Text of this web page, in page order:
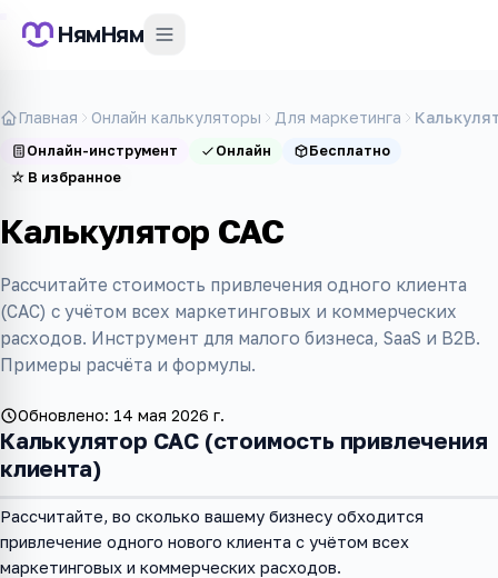
НямНям
Главная Онлайн калькуляторы Для маркетинга
Онлайн-инструмент Онлайн
Бесплатно
☆ В избранное
Калькулятор CAC
Рассчитайте стоимость привлечения одного клиента
(CAC) с учётом всех маркетинговых и коммерческих
расходов. Инструмент для малого бизнеса, SaaS и B2B.
Примеры расчёта и формулы.
Обновлено: 14 мая 2026 г.
Калькулятор CAC (стоимость привлечения
клиента)
Рассчитайте, во сколько вашему бизнесу обходится
привлечение одного нового клиента с учётом всех
маркетинговых и коммерческих расходов.